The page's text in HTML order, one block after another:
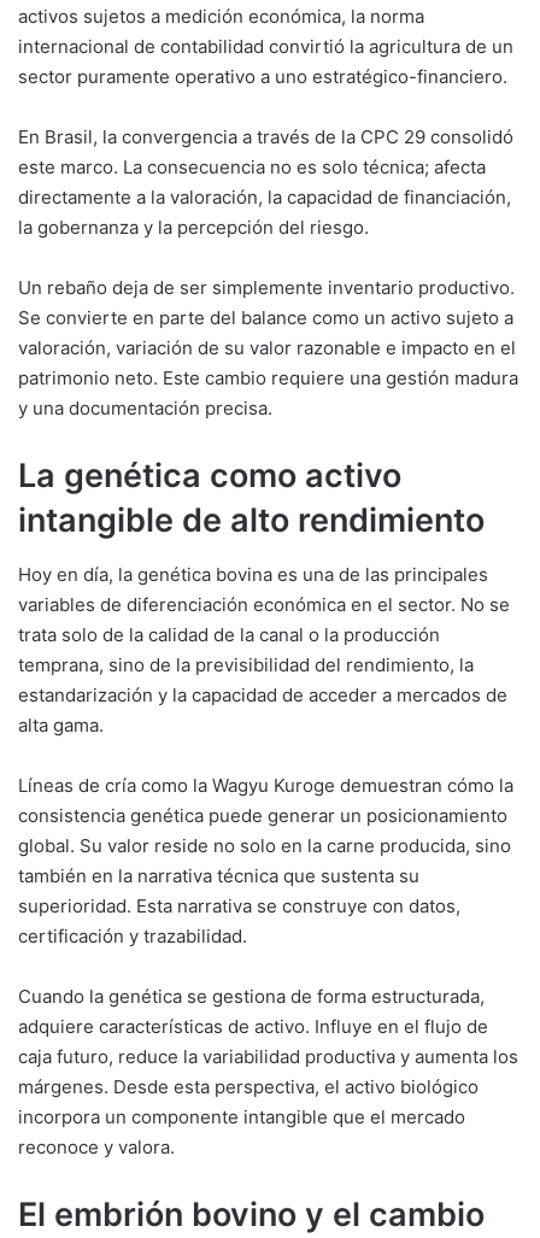
activos sujetos a medición económica, la norma
internacional de contabilidad convirtió la agricultura de un
sector puramente operativo a uno estratégico-financiero.
En Brasil, la convergencia a través de la CPC 29 consolidó
este marco. La consecuencia no es solo técnica; afecta
directamente a la valoración, la capacidad de financiación,
la gobernanza y la percepción del riesgo.
Un rebaño deja de ser simplemente inventario productivo.
Se convierte en parte del balance como un activo sujeto a
valoración, variación de su valor razonable e impacto en el
patrimonio neto. Este cambio requiere una gestión madura
y una documentación precisa.
La genética como activo
intangible de alto rendimiento
Hoy en día, la genética bovina es una de las principales
variables de diferenciación económica en el sector. No se
trata solo de la calidad de la canal o la producción
temprana, sino de la previsibilidad del rendimiento, la
estandarización y la capacidad de acceder a mercados de
alta gama.
Líneas de cría como la Wagyu Kuroge demuestran cómo la
consistencia genética puede generar un posicionamiento
global. Su valor reside no solo en la carne producida, sino
también en la narrativa técnica que sustenta su
superioridad. Esta narrativa se construye con datos,
certificación y trazabilidad.
Cuando la genética se gestiona de forma estructurada,
adquiere características de activo. Influye en el flujo de
caja futuro, reduce la variabilidad productiva y aumenta los
márgenes. Desde esta perspectiva, el activo biológico
incorpora un componente intangible que el mercado
reconoce y valora.
El embrión bovino y el cambio